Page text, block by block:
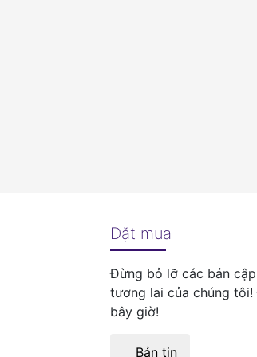
Đặt mua
Đừng bỏ lỡ các bản
tương lai của chúng
bây giờ!
Bản tin